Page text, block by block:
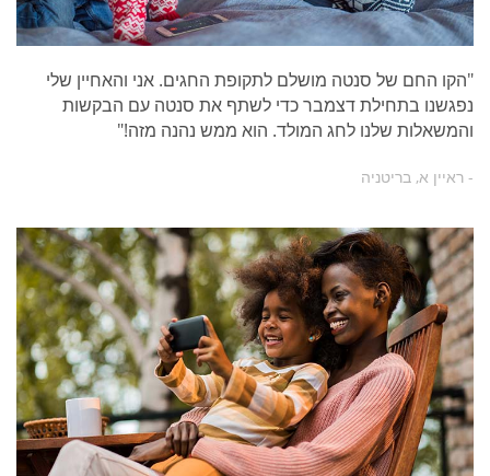
"הקו החם של סנטה מושלם לתקופת החגים. אני והאחיין שלי
נפגשנו בתחילת דצמבר כדי לשתף את סנטה עם הבקשות
והמשאלות שלנו לחג המולד. הוא ממש נהנה מזה!"
- ראיין א, בריטניה